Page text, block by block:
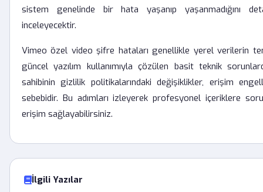
sistem genelinde bir hata yaşanıp yaşanmadığını
inceleyecektir.
Vimeo özel video şifre hataları genellikle yerel verilerin
güncel yazılım kullanımıyla çözülen basit teknik
sahibinin gizlilik politikalarındaki değişiklikler, erişim
sebebidir. Bu adımları izleyerek profesyonel içeriklere
erişim sağlayabilirsiniz.
İlgili Yazılar